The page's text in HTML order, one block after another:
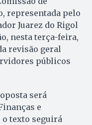
representada pelo
Juarez do Rigol
nesta terça-feira,
revisão geral
públicos
será
e
o texto seguirá